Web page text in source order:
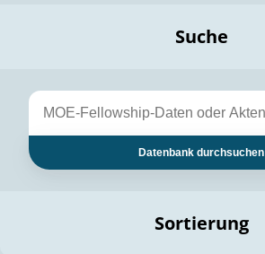
Suche
Datenbank durchsuchen
Sortierung